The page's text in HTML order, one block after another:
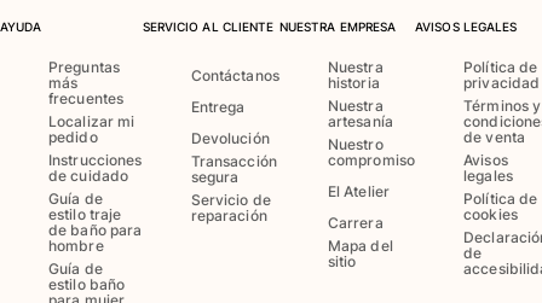
Toallas & pareo
Toalla de algodón
Ver todo Toallas & pareo
Bolsas
AYUDA
Preguntas
más
frecuentes
Localizar mi
pedido
Instrucciones
de cuidado
Guía de
estilo traje
de baño para
hombre
Guía de
estilo baño
SERVICIO AL CLIENTE
Contáctanos
Entrega
Devolución
Transacción
segura
Servicio de
reparación
NUESTRA EMPRESA
Nuestra
historia
Nuestra
artesanía
Nuestro
compromiso
El Atelier
Carrera
Mapa del
sitio
AVISOS LEGALES
Política de
privacidad
Términos y
de venta
Avisos
legales
Política de
cookies
de